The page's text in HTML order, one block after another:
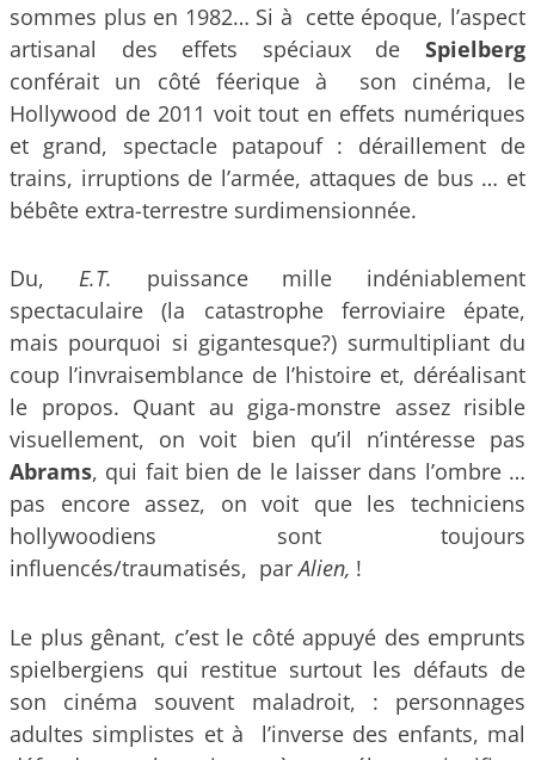
sommes plus en 1982… Si à cette époque, l’aspect
artisanal des effets spéciaux de Spielberg
conférait un côté féerique à son cinéma, le
Hollywood de 2011 voit tout en effets numériques
et grand, spectacle patapouf : déraillement de
trains, irruptions de l’armée, attaques de bus … et
bébête extra-terrestre surdimensionnée.
Du, E.T. puissance mille indéniablement
spectaculaire (la catastrophe ferroviaire épate,
mais pourquoi si gigantesque?) surmultipliant du
coup l’invraisemblance de l’histoire et, déréalisant
le propos. Quant au giga-monstre assez risible
visuellement, on voit bien qu’il n’intéresse pas
Abrams, qui fait bien de le laisser dans l’ombre …
pas encore assez, on voit que les techniciens
hollywoodiens sont toujours
influencés/traumatisés, parAlien, !
Le plus gênant, c’est le côté appuyé des emprunts
spielbergiens qui restitue surtout les défauts de
son cinéma souvent maladroit, : personnages
adultes simplistes et à l’inverse des enfants, mal